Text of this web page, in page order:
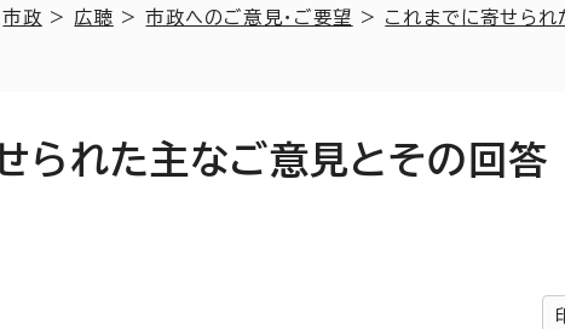
市政 > 広聴 >市政へのご意見・ご要望 > これまでに寄せら
られた主なご意見とその回答